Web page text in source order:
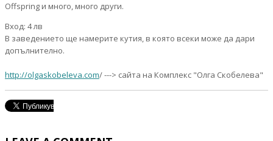
Offspring и много, много други.
Вход: 4 лв
В заведението ще намерите кутия, в която всеки може да дари
допълнително.
http://olgaskobeleva.com/ ---> сайта на Комплекс "Олга Скобелева"